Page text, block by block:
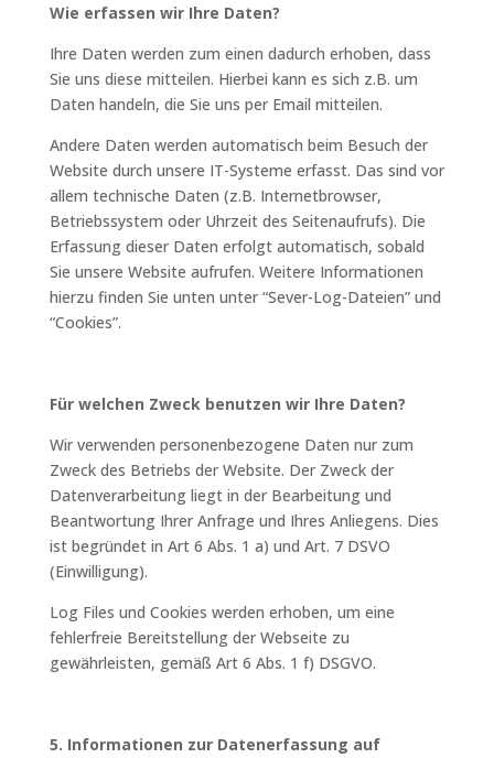
Wie erfassen wir Ihre Daten?
Ihre Daten werden zum einen dadurch erhoben, dass
Sie uns diese mitteilen. Hierbei kann es sich z.B. um
Daten handeln, die Sie uns per Email mitteilen.
Andere Daten werden automatisch beim Besuch der
Website durch unsere IT-Systeme erfasst. Das sind vor
allem technische Daten (z.B. Internetbrowser,
Betriebssystem oder Uhrzeit des Seitenaufrufs). Die
Erfassung dieser Daten erfolgt automatisch, sobald
Sie unsere Website aufrufen. Weitere Informationen
hierzu finden Sie unten unter “Sever-Log-Dateien” und
“Cookies”.
Für welchen Zweck benutzen wir Ihre Daten?
Wir verwenden personenbezogene Daten nur zum
Zweck des Betriebs der Website. Der Zweck der
Datenverarbeitung liegt in der Bearbeitung und
Beantwortung Ihrer Anfrage und Ihres Anliegens. Dies
ist begründet in Art 6 Abs. 1 a) und Art. 7 DSVO
(Einwilligung).
Log Files und Cookies werden erhoben, um eine
fehlerfreie Bereitstellung der Webseite zu
gewährleisten, gemäß Art 6 Abs. 1 f) DSGVO.
5. Informationen zur Datenerfassung auf